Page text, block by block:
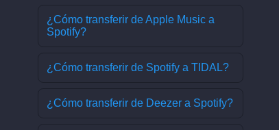
¿Cómo transferir de Apple Music a
Spotify?
¿Cómo transferir de Spotify a TIDAL?
¿Cómo transferir de Deezer a Spotify?